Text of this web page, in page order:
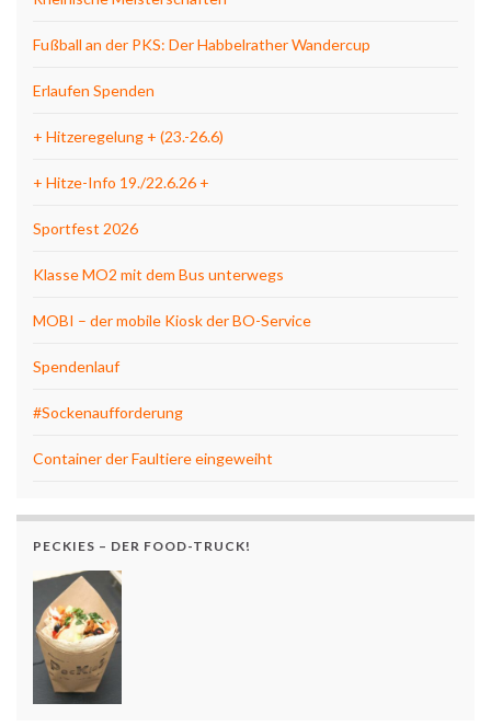
Fußball an der PKS: Der Habbelrather Wandercup
Erlaufen Spenden
+ Hitzeregelung + (23.-26.6)
+ Hitze-Info 19./22.6.26 +
Sportfest 2026
Klasse MO2 mit dem Bus unterwegs
MOBI – der mobile Kiosk der BO-Service
Spendenlauf
#Sockenaufforderung
Container der Faultiere eingeweiht
PECKIES – DER FOOD-TRUCK!